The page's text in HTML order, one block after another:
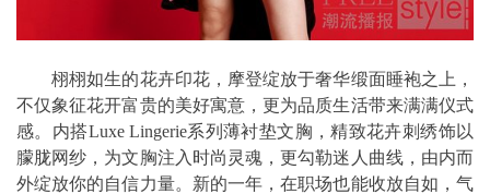
栩栩如生的花卉印花，摩登绽放于奢华缎面睡袍之上，
不仅象征花开富贵的美好寓意，更为品质生活带来满满仪式
感。内搭Luxe Lingerie系列薄衬垫文胸，精致花卉刺绣饰以
朦胧网纱，为文胸注入时尚灵魂，更勾勒迷人曲线，由内而
外绽放你的自信力量。新的一年，在职场也能收放自如，气